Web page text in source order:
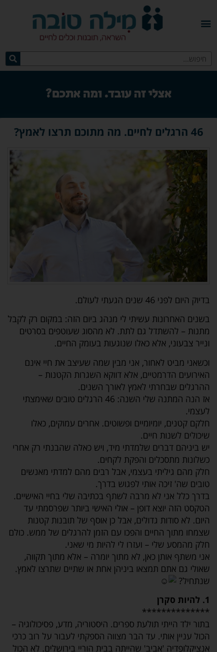
אצלי זה עובד. ומה אתכם?
46 הרגלים לחיים. מה מתוכם תרצו לאמץ?
בדיוק היום לפני 46 שנים הגעתי לעולם.
בשנים האחרונות עשיתי לי מנהג ביום הזה: במקום רק לקבל
מתנות – להשתדל גם לתת. לא מהסוג שעוטפים בסרטים
ונייר צבעוני, אלא כאלו שנוגעות בעומק החיים.
וכשאני מביט לאחור, אני מבין שמה שעיצב את חיי אינם
האירועים הדרמטיים, אלא דווקא השגרות הקטנות –
ההרגלים שבחרתי לאמץ לאורך השנים.
אז הנה המתנה שלי השנה: 46 הרגלים טובים שאימצתי
לעצמי.
חלקם קטנים, יומיומיים ופשוטים. אחרים עמוקים, כאלו
שיכולים לשנות חיים.
יש ביניהם דברים שלמדתי מיד, ויש כאלה שהבנתי רק אחרי
כשלונות מתסכלים והפקת לקחים.
חלק מהם גיליתי בעצמי, אבל רבים מהם למדתי מאנשים
טובים שה' זיכה אותי לפגוש בדרך.
בדרך כלל אני לא מרבה לשתף בכתיבה שלי בחיי האישיים.
הטקסט הזה יוצא דופן – אולי האישי ביותר שפרסמתי עד
היום. לא סודות גדולים, אבל כן אוסף של תובנות קטנות
שצמחו מתוך החיים והפכו עם הזמן להרגלים של ממש. כולם
חלק מהמסע שלי – ועזרו לי להיות מי שאני.
אני משתף אותן כאן, לא מתוך יומרה – אלא מתוך תקווה,
שאולי גם אתם תמצאו ביניהן אחת או שתיים שתרצו לאמץ.
שנתחיל?
1. להיות סקרן
**************
בתור ילד הייתי תולעת ספרים. היסטוריה, מדע, פסיכולוגיה –
הכול עניין אותי. עד הבר מצווה הספקתי לעבור על רוב כרכי
אנציקלופדיה 'אביב' שהייתה בבית הוריי בירושלים. לא הכול